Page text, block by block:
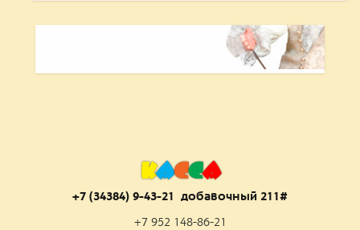
КАССА
+7 (34384) 9-43-21 добавочный 211#
+7 952 148-86-21